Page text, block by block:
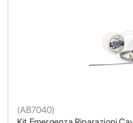
(AB7040)